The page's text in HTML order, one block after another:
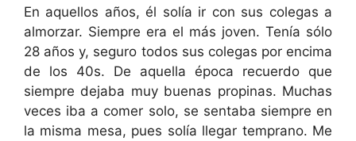
En aquellos años, él solía ir con sus colegas a
almorzar. Siempre era el más joven. Tenía sólo
28 años y, seguro todos sus colegas por encima
de los 40s. De aquella época recuerdo que
siempre dejaba muy buenas propinas. Muchas
veces iba a comer solo, se sentaba siempre en
la misma mesa, pues solía llegar temprano. Me